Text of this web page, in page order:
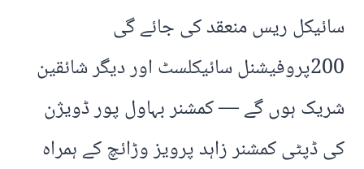
سائیکل ریس منعقد کی جائے گی
200پروفیشنل سائیکلسٹ اور دیگر شائقین
شریک ہوں گے — کمشنر بہاول پور ڈویژن
کی ڈپٹی کمشنر زاہد پرویز وڑائچ کے ہمراہ